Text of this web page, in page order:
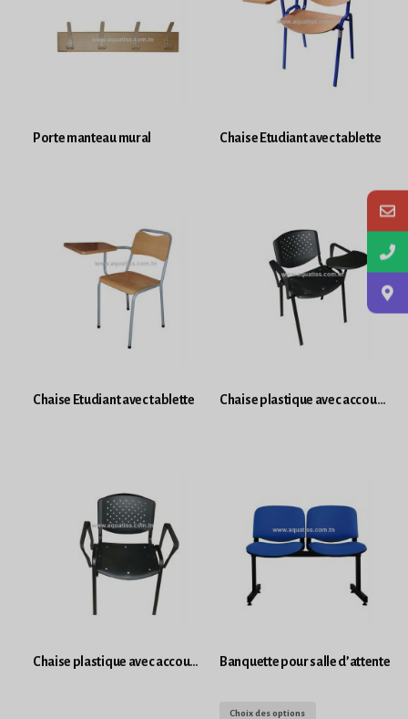
Porte manteau mural Chaise Etudiant avec tablette
Chaise Etudiant avec tablette Chaise plastique avec accoudoirs et tablette
Chaise plastique avec accoudoirs Banquette pour salle d’attente
Choix des options